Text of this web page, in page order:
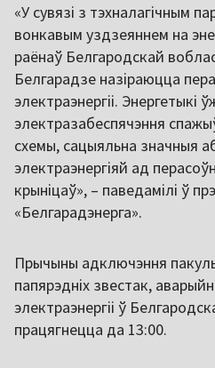
«У сувязі з тэхналагічным
вонкавым уздзеяннем на
раёнаў Белгародскай
Белгарадзе назіраюцца
электраэнергіі. Энергетыкі
электразабеспячэння
схемы, сацыяльна значныя
электраэнергіяй ад
крыніцаў», – паведамілі ў
«Белгарадэнерга».
Прычыны адключэння
папярэдніх звестак,
электраэнергіі ў
працягнецца да 13:00.